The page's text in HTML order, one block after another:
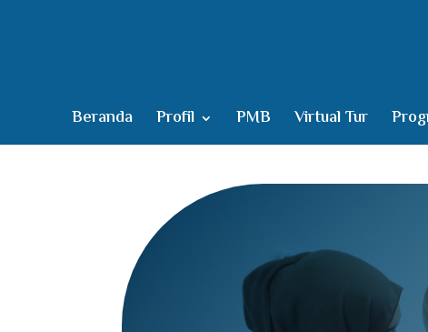
Beranda Profil PMB Virtual Tur